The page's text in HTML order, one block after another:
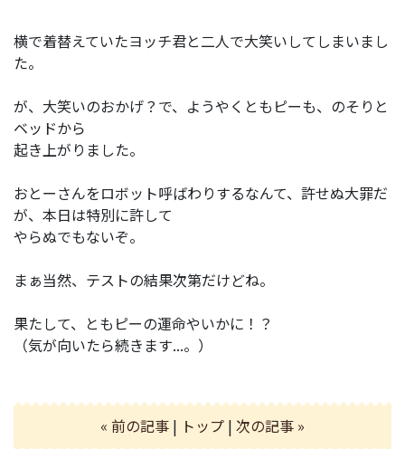
横で着替えていたヨッチ君と二人で大笑いしてしまいまし
た。
が、大笑いのおかげ？で、ようやくともピーも、のそりと
ベッドから
起き上がりました。
おとーさんをロボット呼ばわりするなんて、許せぬ大罪だ
が、本日は特別に許して
やらぬでもないぞ。
まぁ当然、テストの結果次第だけどね。
果たして、ともピーの運命やいかに！？
（気が向いたら続きます...。）
« 前の記事 | トップ | 次の記事 »